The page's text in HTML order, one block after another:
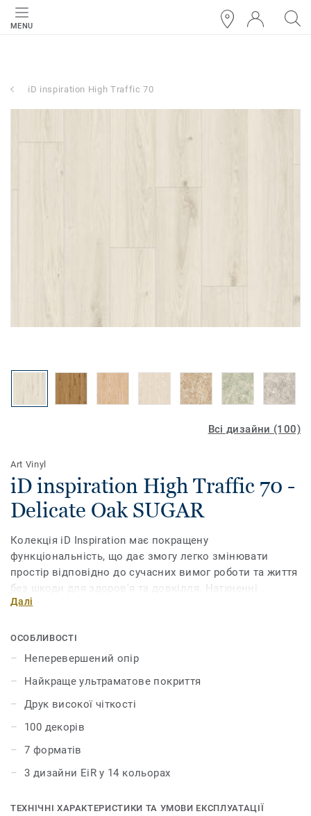
MENU
iD inspiration High Traffic 70
Всі дизайни (100)
Art Vinyl
iD inspiration High Traffic 70 -
Delicate Oak SUGAR
Колекція iD Inspiration має покращену
функціональність, що дає змогу легко змінювати
простір відповідно до сучасних вимог роботи та життя
без шкоди для здоров'я та довкілля. Натхненні
природою кольори та мотиви, доповнені
найкращі природні дизайни для створення
гармонійного інтер'єру. Колекція iD Inspiration HT 70
було розроблено для приміщень із високим трафіком.
Покриття витримує великі навантаження і вдавлення,
забезпечуючи максимальну стійкість як до статичних,
Далі
ОСОБЛИВОСТІ
Неперевершений опір
Найкраще ультраматове покриття
Друк високої чіткості
100 декорів
7 форматів
3 дизайни EiR у 14 кольорах
ТЕХНІЧНІ ХАРАКТЕРИСТИКИ ТА УМОВИ ЕКСПЛУАТАЦІЇ